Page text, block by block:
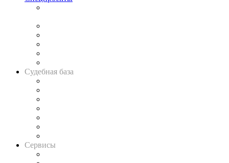
Судебная база
Сервисы